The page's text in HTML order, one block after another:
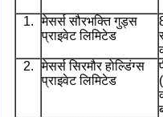
1.
मेसर्स सौरभक्ति गुड्स
प्राइवेट लिमिटेड
2.
मेसर्स सिरमौर होल्डिंग्स
प्राइवेट लिमिटेड